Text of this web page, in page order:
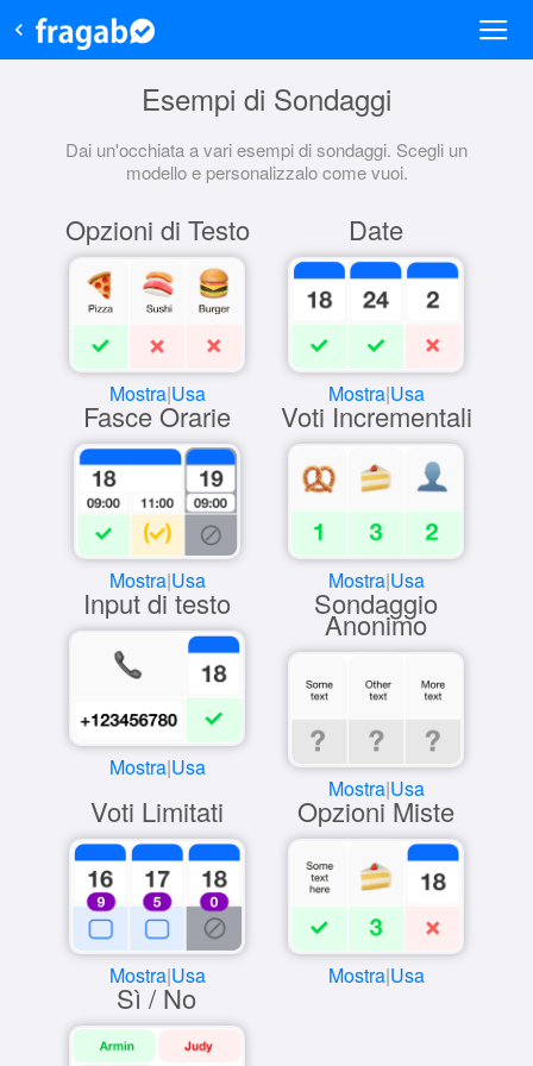
Esempi di Sondaggi
Dai un'occhiata a vari esempi di sondaggi. Scegli un
modello e personalizzalo come vuoi.
Opzioni di Testo
Mostra|Usa
Date
Mostra|Usa
Fasce Orarie
Mostra|Usa
Voti Incrementali
Mostra|Usa
Input di testo
Mostra|Usa
Sondaggio
Anonimo
Mostra|Usa
Voti Limitati
Mostra|Usa
Opzioni Miste
Mostra|Usa
Sì / No